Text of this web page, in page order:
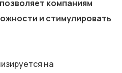
компаниям
и стимулировать
на